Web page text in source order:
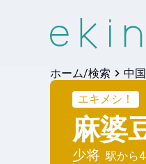
ホーム/検索 中国
エキメシ！
麻婆
少将 駅から